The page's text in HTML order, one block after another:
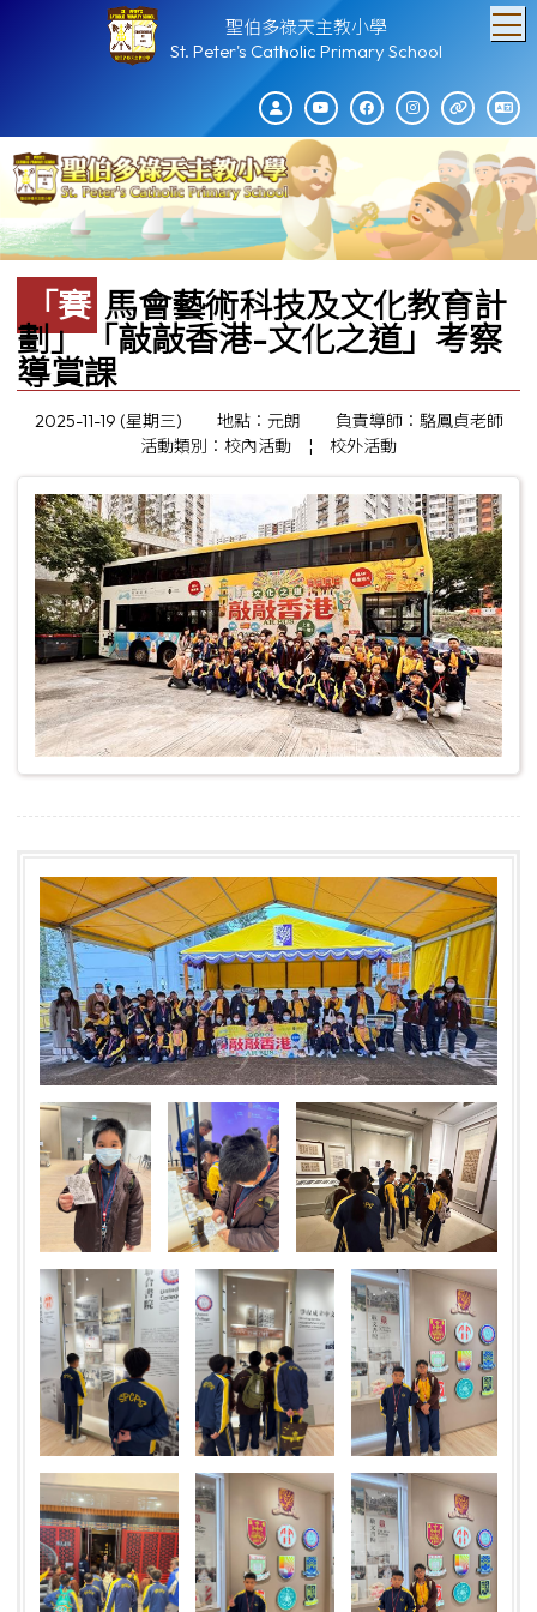
聖伯多祿天主教小學
St. Peter's Catholic Primary School
「賽馬會藝術科技及文化教育計
劃」「敲敲香港-文化之道」考察
導賞課
2025-11-19 (星期三) 地點：元朗
負責導師：駱鳳貞老師
活動類別：校內活動
¦ 校外活動